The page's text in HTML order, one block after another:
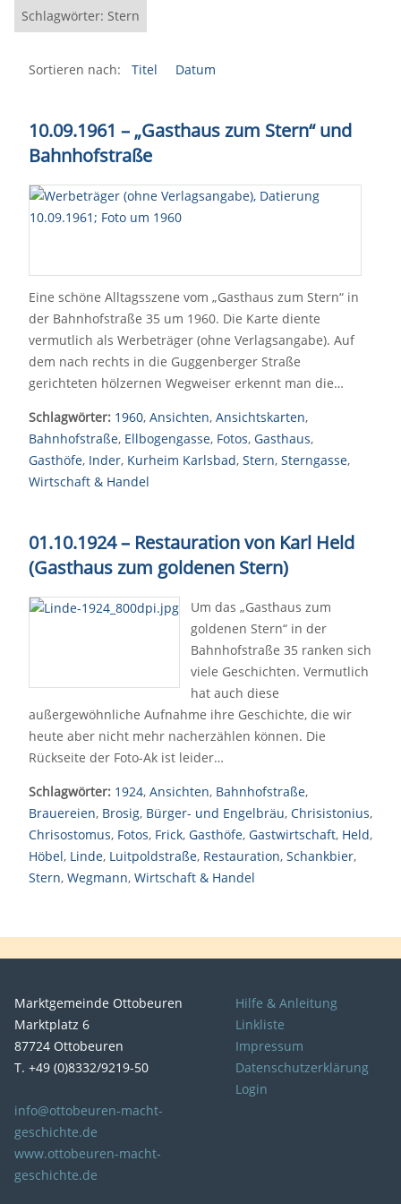
Schlagwörter: Stern
Sortieren nach: Titel Datum
10.09.1961 – „Gasthaus zum Stern“ und
Bahnhofstraße
Eine schöne Alltagsszene vom „Gasthaus zum Stern“ in
der Bahnhofstraße 35 um 1960. Die Karte diente
vermutlich als Werbeträger (ohne Verlagsangabe). Auf
dem nach rechts in die Guggenberger Straße
gerichteten hölzernen Wegweiser erkennt man die…
Schlagwörter: 1960, Ansichten, Ansichtskarten,
Bahnhofstraße, Ellbogengasse, Fotos, Gasthaus,
Gasthöfe, Inder, Kurheim Karlsbad, Stern, Sterngasse,
Wirtschaft & Handel
01.10.1924– Restauration von Karl Held
(Gasthaus zum goldenen Stern)
Um das „Gasthaus zum
goldenen Stern“ in der
Bahnhofstraße 35 ranken sich
viele Geschichten. Vermutlich
hat auch diese
außergewöhnliche Aufnahme ihre Geschichte, die wir
heute aber nicht mehr nacherzählen können. Die
Rückseite der Foto-Ak ist leider…
Schlagwörter: 1924, Ansichten, Bahnhofstraße,
Brauereien, Brosig, Bürger- und Engelbräu, Chrisistonius,
Chrisostomus, Fotos, Frick, Gasthöfe, Gastwirtschaft, Held,
Höbel, Linde, Luitpoldstraße, Restauration, Schankbier,
Stern, Wegmann, Wirtschaft & Handel
Marktgemeinde Ottobeuren
Marktplatz 6
87724 Ottobeuren
T. +49 (0)8332/9219-50
info@ottobeuren-macht-
geschichte.de
www.ottobeuren-macht-
geschichte.de
Hilfe & Anleitung
Linkliste
Impressum
Datenschutzerklärung
Login